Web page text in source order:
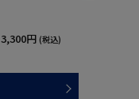
3,300円 (税込)